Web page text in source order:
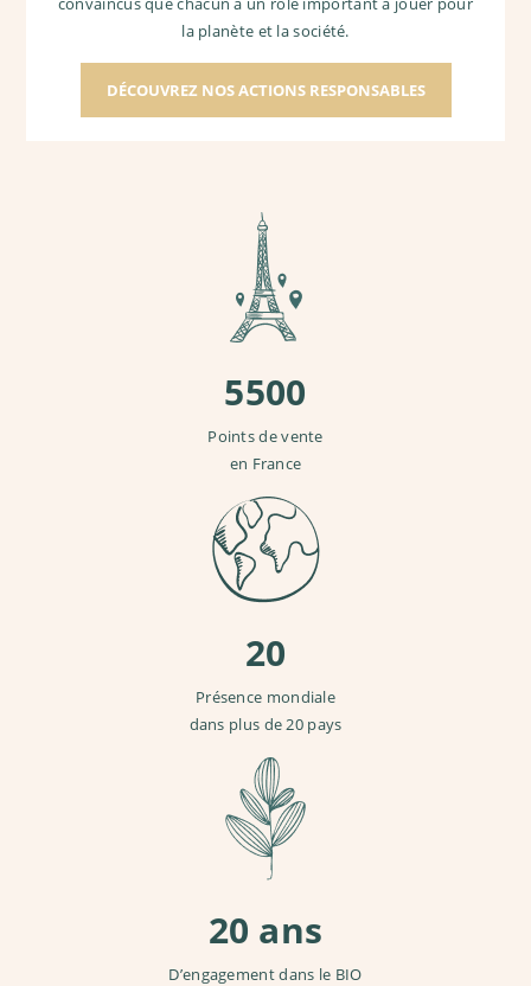
la planète et la société.
DÉCOUVREZ NOS ACTIONS RESPONSABLES
5500
Points de vente
en France
20
Présence mondiale
dans plus de 20 pays
20 ans
D’engagement dans le BIO